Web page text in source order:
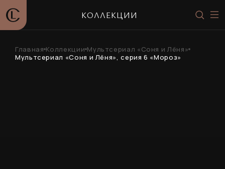
КОЛЛЕКЦИИ
Главная Коллекции Мультсериал «Соня и Лёня»
Мультсериал «Соня и Лёня», серия 6 «Мороз»